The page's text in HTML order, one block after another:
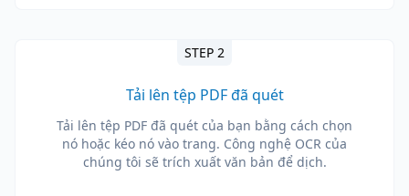
STEP 2
Tải lên tệp PDF đã quét
Tải lên tệp PDF đã quét của bạn bằng cách chọn
nó hoặc kéo nó vào trang. Công nghệ OCR của
chúng tôi sẽ trích xuất văn bản để dịch.